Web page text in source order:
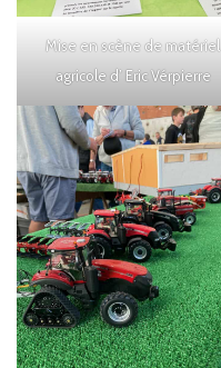
Mise en scène de matériel
agricole d’ Eric Vérpierre